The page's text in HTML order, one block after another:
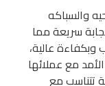
والسباكه
سريعة مما
عالية،
مع عملائها
مع